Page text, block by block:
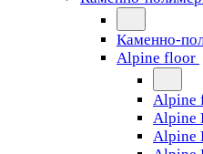
Каменно-
Alpine floor
Alpine
Alpine
Alpine